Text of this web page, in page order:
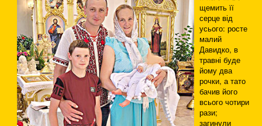
щемить її
серце від
усього: росте
малий
Давидко, в
травні буде
йому два
рочки, а тато
бачив його
всього чотири
рази;
загинули